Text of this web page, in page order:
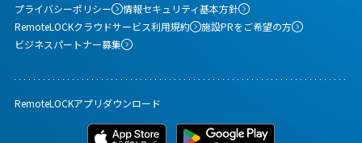
プライバシーポリシー
情報セキュリティ基本方針
RemoteLOCKクラウドサービス利用規約
施設PRをご希望の方
ビジネスパートナー募集
RemoteLOCKアプリダウンロード